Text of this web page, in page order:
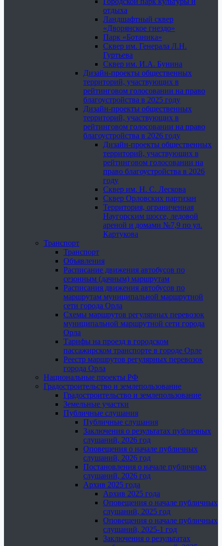
отдыха
Ландшафтный сквер
«Дворянское гнездо»
Парк «Ботаника»
Сквер им. Генерала Л.Н.
Гуртьева
Сквер им. И.А. Бунина
Дизайн-проекты общественных
территорий, участвующих в
рейтинговом голосовании на право
благоустройства в 2025 году
Дизайн-проекты общественных
территорий, участвующих в
рейтинговом голосовании на право
благоустройства в 2026 году
Дизайн-проекты общественных
территорий, участвующих в
рейтинговом голосовании на
право благоустройства в 2026
году
Сквер им. Н. С. Лескова
Сквер Орловских партизан
Территория, ограниченная
Наугорским шоссе, ледовой
ареной и домами №7,9 по ул.
Картукова
Транспорт
Транспорт
Объявления
Расписание движения автобусов по
сезонным (дачным) маршрутам
Расписания движения автобусов по
маршрутам муниципальной маршрутной
сети города Орла
Схемы маршрутов регулярных перевозок
муниципальной маршрутной сети города
Орла
Тарифы на проезд в городском
пассажирском транспорте в городе Орле
Реестр маршрутов регулярных перевозок
города Орла
Национальные проекты РФ
Градостроительство и землепользование
Градостроительство и землепользование
Земельные участки
Публичные слушания
Публичные слушания
Заключения о результатах публичных
слушаний, 2026 год
Оповещения о начале публичных
слушаний, 2026 год
Постановления о начале публичных
слушаний, 2026 год
Архив 2025 года
Архив 2025 года
Оповещения о начале публичных
слушаний, 2025 год
Оповещения о начале публичных
слушаний, 2025-1 год
Заключения о результатах